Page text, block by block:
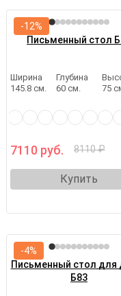
Письменный стол
Ширина
145.8 см.
Глубина
60 см.
75
7110 руб. 8110 ₽
Купить
-12%
Письменный стол для
Б83
-4%